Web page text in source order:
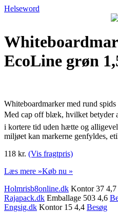
Helseword
EcoLine grøn
Whiteboardmarker med rund
Med cap off blæk, hvilket
i kortere tid uden hætte og
miljøet kan markerne genfyldes,
118 kr. (Vis fragtpris)
Læs mere »Køb nu »
Holmrisb8online.dk Kontor 37 4,7
Rajapack.dk Emballage 503 4,6
Engsig.dk Kontor 15 4,4 Besøg